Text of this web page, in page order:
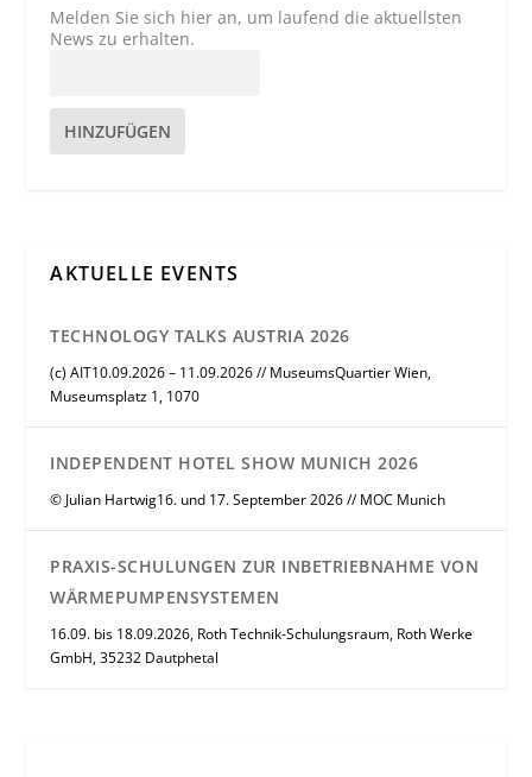
Melden Sie sich hier an, um laufend die aktuellsten
News zu erhalten.
HINZUFÜGEN
AKTUELLE EVENTS
TECHNOLOGY TALKS AUSTRIA 2026
(c) AIT10.09.2026 – 11.09.2026 // MuseumsQuartier Wien,
Museumsplatz 1, 1070
INDEPENDENT HOTEL SHOW MUNICH 2026
© Julian Hartwig16. und 17. September 2026 // MOC Munich
PRAXIS-SCHULUNGEN ZUR INBETRIEBNAHME VON
WÄRMEPUMPENSYSTEMEN
16.09. bis 18.09.2026, Roth Technik-Schulungsraum, Roth Werke
GmbH, 35232 Dautphetal